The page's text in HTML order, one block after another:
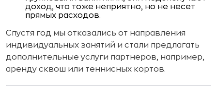
доход, что тоже неприятно, но не несет
прямых расходов.
Спустя год мы отказались от направления
индивидуальных занятий и стали предлагать
дополнительные услуги партнеров, например,
аренду сквош или теннисных кортов.